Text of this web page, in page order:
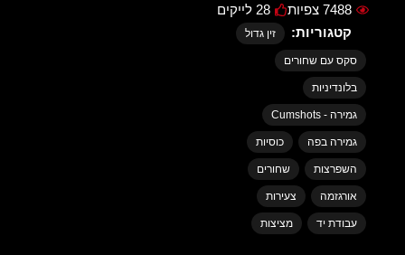
7488 צפיות
28 לייקים
קטגוריות:
זין גדול
סקס עם שחורים
בלונדיניות
גמירה - Cumshots
גמירה בפה כוסיות
השפרצות שחורים
אורגזמה צעירות
עבודת יד מציצות